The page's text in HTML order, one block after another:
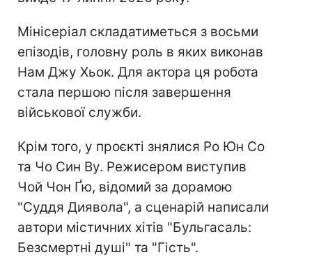
Мінісеріал складатиметься з восьми
епізодів, головну роль в яких виконав
Нам Джу Хьок. Для актора ця робота
стала першою після завершення
військової служби.
Крім того, у проєкті знялися Ро Юн Со
та Чо Син Ву. Режисером виступив
Чой Чон Ґю, відомий за дорамою
"Суддя Диявола", а сценарій написали
автори містичних хітів "Бульгасаль:
Безсмертні душі" та "Гість".